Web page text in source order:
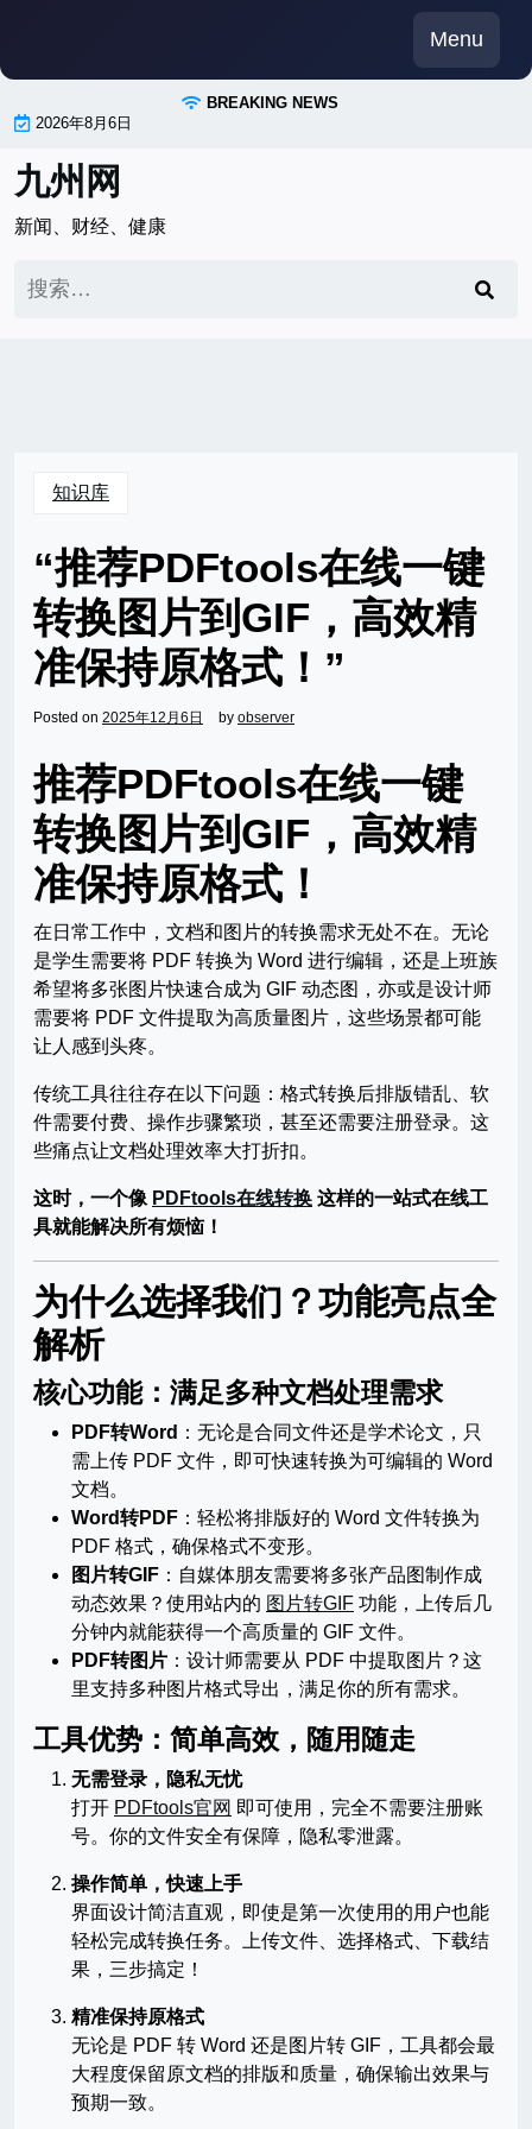
content
Menu
BREAKING NEWS
2026年8月6日
九州网
新闻、财经、健康
索：
知识库
“推荐PDFtools在线一键
转换图片到GIF，高效精
准保持原格式！”
Posted on 2025年12月6日 by observer
推荐PDFtools在线一键
转换图片到GIF，高效精
准保持原格式！
在日常工作中，文档和图片的转换需求无处不在。无论
是学生需要将 PDF 转换为 Word 进行编辑，还是上班族
希望将多张图片快速合成为 GIF 动态图，亦或是设计师
需要将 PDF 文件提取为高质量图片，这些场景都可能
让人感到头疼。
传统工具往往存在以下问题：格式转换后排版错乱、软
件需要付费、操作步骤繁琐，甚至还需要注册登录。这
些痛点让文档处理效率大打折扣。
这时，一个像 PDFtools在线转换 这样的一站式在线工
具就能解决所有烦恼！
为什么选择我们？功能亮点全
解析
核心功能：满足多种文档处理需求
PDF转Word ：无论是合同文件还是学术论文，只
需上传 PDF 文件，即可快速转换为可编辑的 Word
文档。
Word转PDF ：轻松将排版好的 Word 文件转换为
PDF 格式，确保格式不变形。
图片转GIF ：自媒体朋友需要将多张产品图制作成
动态效果？使用站内的 图片转GIF 功能，上传后几
分钟内就能获得一个高质量的 GIF 文件。
PDF转图片 ：设计师需要从 PDF 中提取图片？这
里支持多种图片格式导出，满足你的所有需求。
工具优势：简单高效，随用随走
无需登录，隐私无忧
打开 PDFtools官网 即可使用，完全不需要注册账
号。你的文件安全有保障，隐私零泄露。
操作简单，快速上手
界面设计简洁直观，即使是第一次使用的用户也能
轻松完成转换任务。上传文件、选择格式、下载结
果，三步搞定！
精准保持原格式
无论是 PDF 转 Word 还是图片转 GIF，工具都会最
大程度保留原文档的排版和质量，确保输出效果与
预期一致。